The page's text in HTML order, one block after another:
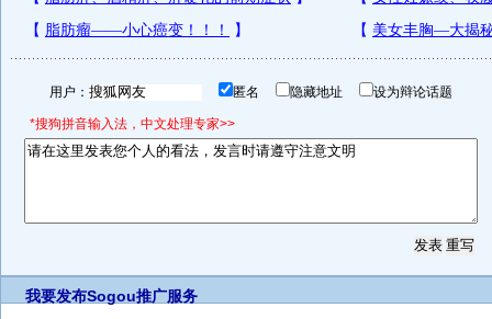
用户： 匿名 隐藏地址 设为辩论话题
*搜狗拼音输入法，中文处理专家>>
我要发布Sogou推广服务